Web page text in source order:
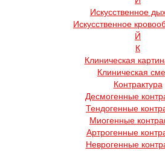
Искусственное
Искусственное
Й
К
Клиническая
Клиническая
Контрактура
Десмогенные
Тендогенные
Миогенные
Артрогенные
Неврогенные